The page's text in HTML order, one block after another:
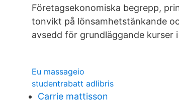
Företagsekonomiska begrepp,
tonvikt på lönsamhetstänkande
avsedd för grundläggande kurser
Eu massageio
studentrabatt adlibris
Carrie mattisson